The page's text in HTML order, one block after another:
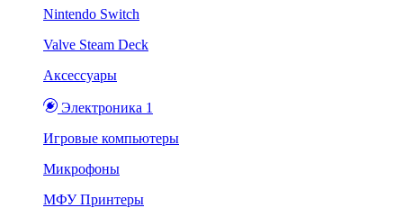
Nintendo Switch
Valve Steam Deck
Аксессуары
Электроника 1
Игровые компьютеры
Микрофоны
МФУ Принтеры